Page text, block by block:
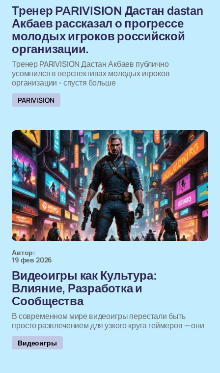
Тренер PARIVISION Дастан dastan
Акбаев рассказал о прогрессе
молодых игроков российской
организации.
Тренер PARIVISION Дастан Акбаев публично
усомнился в перспективах молодых игроков
организации - спустя больше
PARIVISION
Автор:
19 фев 2026
Видеоигры как Культура:
Влияние, Разработка и
Сообщества
В современном мире видеоигры перестали быть
просто развлечением для узкого круга геймеров — они
Видеоигры